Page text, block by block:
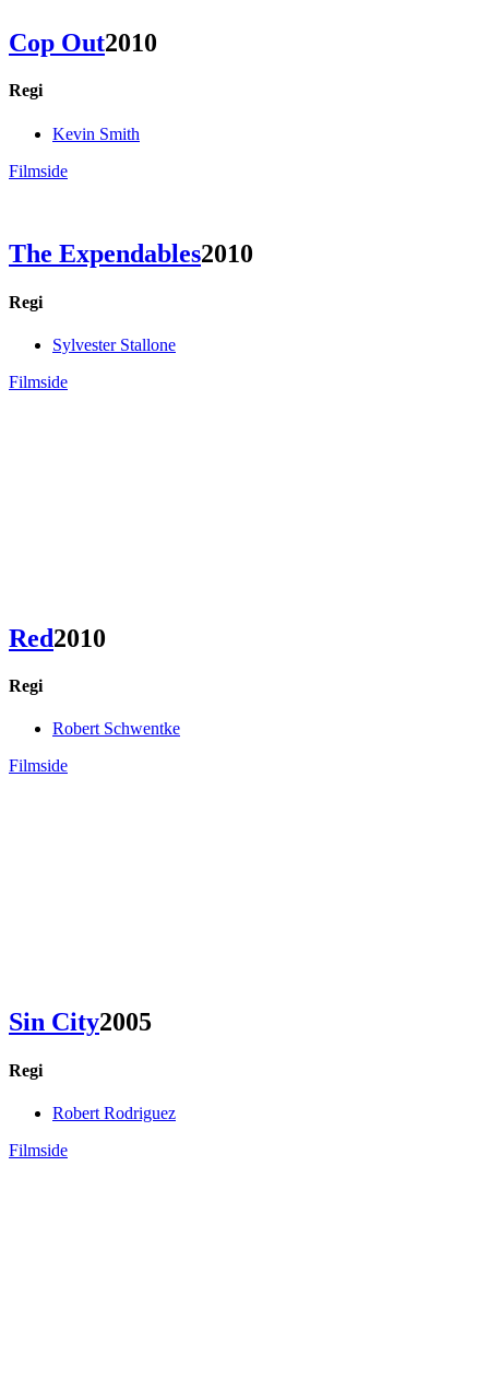
Cop Out2010
Regi
Kevin Smith
Filmside
The Expendables2010
Regi
Sylvester Stallone
Filmside
Red2010
Regi
Robert Schwentke
Filmside
Sin City2005
Regi
Robert Rodriguez
Filmside